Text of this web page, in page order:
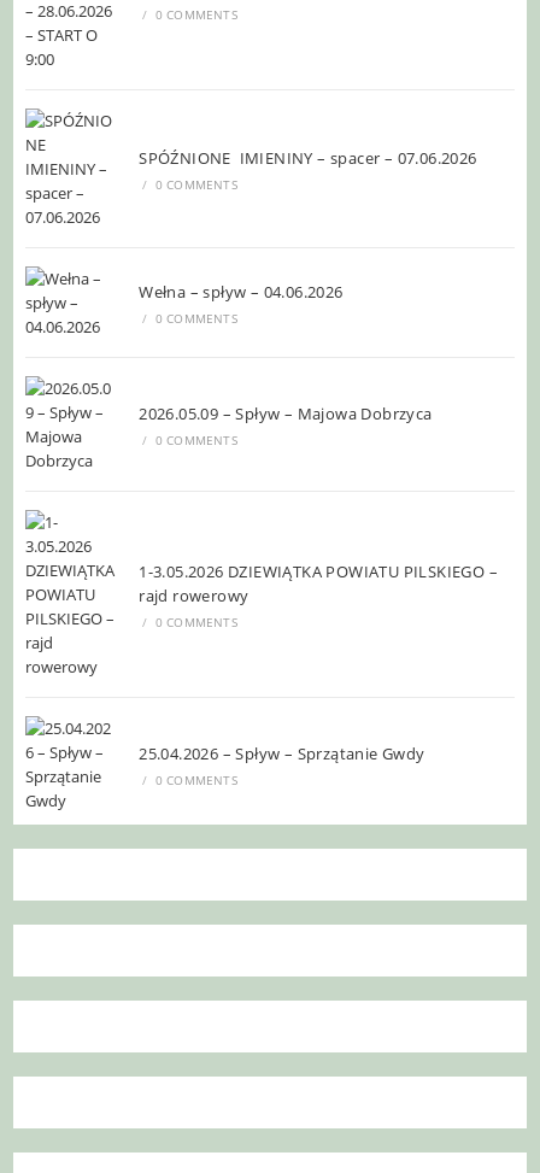
/ 0 COMMENTS
SPÓŹNIONE IMIENINY – spacer – 07.06.2026
/ 0 COMMENTS
Wełna – spływ – 04.06.2026
/ 0 COMMENTS
2026.05.09 – Spływ – Majowa Dobrzyca
/ 0 COMMENTS
1-3.05.2026 DZIEWIĄTKA POWIATU PILSKIEGO –
rajd rowerowy
/ 0 COMMENTS
25.04.2026 – Spływ – Sprzątanie Gwdy
/ 0 COMMENTS